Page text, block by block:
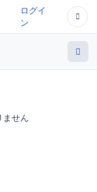
ログイ
ン
ません